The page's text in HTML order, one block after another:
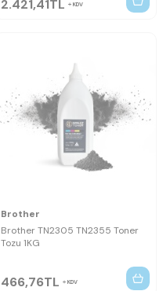
2.421,41TL KDV
Brother
Brother TN2305 TN2355 Toner
Tozu 1KG
466,76TL KDV